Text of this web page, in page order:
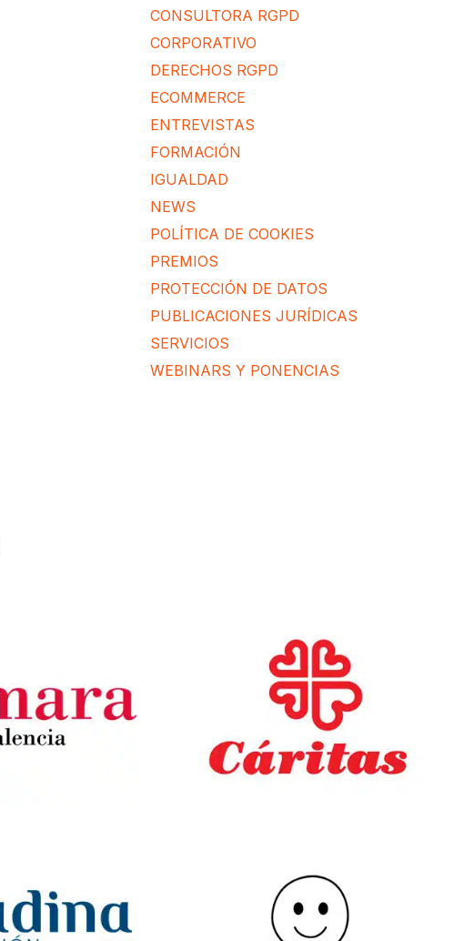
CONSULTORA RGPD
CORPORATIVO
DERECHOS RGPD
ECOMMERCE
ENTREVISTAS
FORMACIÓN
IGUALDAD
NEWS
POLÍTICA DE COOKIES
PREMIOS
PROTECCIÓN DE DATOS
PUBLICACIONES JURÍDICAS
SERVICIOS
WEBINARS Y PONENCIAS